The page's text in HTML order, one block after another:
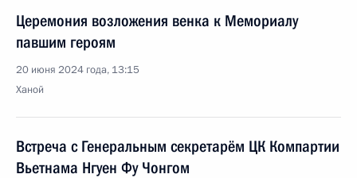
Церемония возложения венка к Мемориалу
павшим героям
20 июня 2024 года, 13:15
Ханой
Встреча с Генеральным секретарём ЦК Компартии
Вьетнама Нгуен Фу Чонгом